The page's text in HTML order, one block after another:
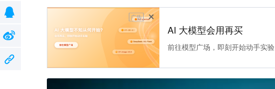
广告
AI 大模型会用再买
前往模型广场，即刻开始动手实验